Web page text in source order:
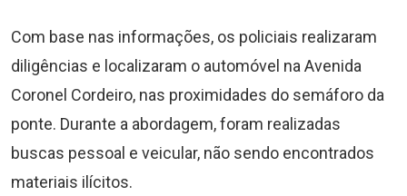
Com base nas informações, os policiais realizaram
diligências e localizaram o automóvel na Avenida
Coronel Cordeiro, nas proximidades do semáforo da
ponte. Durante a abordagem, foram realizadas
buscas pessoal e veicular, não sendo encontrados
materiais ilícitos.